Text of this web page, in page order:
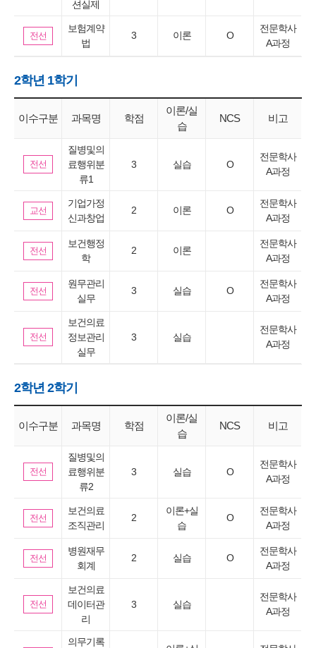
션실제
전선
보험계약
법
3 이론 O
전문학사
A과정
2학년 1학기
이수구분 과목명 학점
이론/실
습
NCS 비고
전선
질병및의
료행위분
류1
3 실습 O
전문학사
A과정
교선
기업가정
신과창업
2 이론 O
전문학사
A과정
전선
보건행정
학
2 이론
전문학사
A과정
전선
원무관리
실무
3 실습 O
전문학사
A과정
전선
보건의료
정보관리
실무
3 실습
전문학사
A과정
2학년 2학기
이수구분 과목명 학점
이론/실
습
NCS 비고
전선
질병및의
료행위분
류2
3 실습 O
전문학사
A과정
전선
보건의료
조직관리
2
이론+실
습
O
전문학사
A과정
전선
병원재무
회계
2 실습 O
전문학사
A과정
전선
보건의료
데이터관
리
3 실습
전문학사
A과정
의무기록